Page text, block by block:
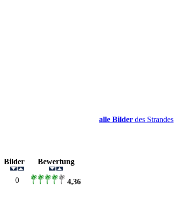
alle Bilder des Strandes
Bilder
Bewertung
0 4,36